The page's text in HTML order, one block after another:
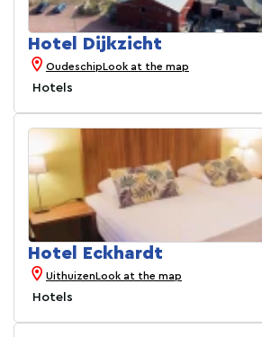
Hotel Dijkzicht
OudeschipLook at the map
Hotels
Hotel Eckhardt
UithuizenLook at the map
Hotels